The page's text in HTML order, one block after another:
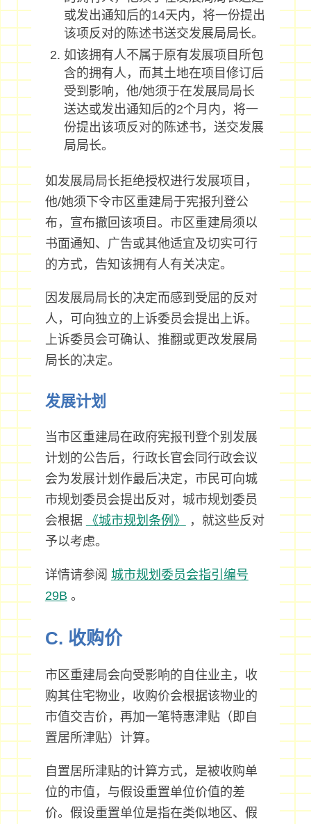
或发出通知后的14天内，将一份提出
该项反对的陈述书送交发展局局长。
如该拥有人不属于原有发展项目所包
含的拥有人，而其土地在项目修订后
受到影响，他/她须于在发展局局长
送达或发出通知后的2个月内，将一
份提出该项反对的陈述书，送交发展
局局长。
如发展局局长拒绝授权进行发展项目，
他/她须下令市区重建局于宪报刋登公
布，宣布撤回该项目。市区重建局须以
书面通知、广告或其他适宜及切实可行
的方式，告知该拥有人有关决定。
因发展局局长的决定而感到受屈的反对
人，可向独立的上诉委员会提出上诉。
上诉委员会可确认、推翻或更改发展局
局长的决定。
发展计划
当市区重建局在政府宪报刊登个别发展
计划的公告后，行政长官会同行政会议
会为发展计划作最后决定，市民可向城
市规划委员会提出反对，城市规划委员
会根据
《城市规划条例》
，就这些反对
予以考虑。
详情请参阅 城市规划委员会指引编号
29B 。
C. 收购价
市区重建局会向受影响的自住业主，收
购其住宅物业，收购价会根据该物业的
市值交吉价，再加一笔特惠津贴（即自
置居所津贴）计算。
自置居所津贴的计算方式，是被收购单
位的市值，与假设重置单位价值的差
价。假设重置单位是指在类似地区、假